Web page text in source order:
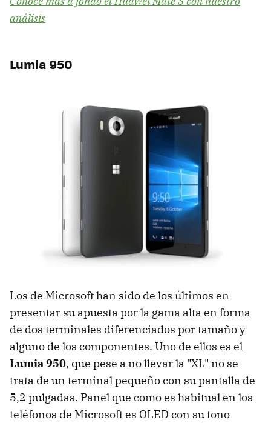
análisis
Lumia 950
Los de Microsoft han sido de los últimos en
presentar su apuesta por la gama alta en forma
de dos terminales diferenciados por tamaño y
alguno de los componentes. Uno de ellos es el
Lumia 950, que pese a no llevar la "XL" no se
trata de un terminal pequeño con su pantalla de
5,2 pulgadas. Panel que como es habitual en los
teléfonos de Microsoft es OLED con su tono